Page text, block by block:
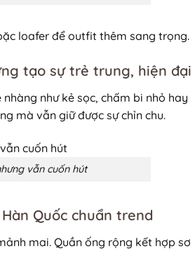
loafer để outfit thêm sang trọng.
tạo sự trẻ trung, hiện đại
như kẻ sọc, chấm bi nhỏ hay
mà vẫn giữ được sự chỉn chu.
vẫn cuốn hút
Quốc chuẩn trend
mai. Quần ống rộng kết hợp sơ